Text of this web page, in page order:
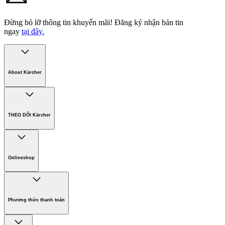
Đừng bỏ lỡ thông tin khuyến mãi! Đăng ký nhận bản tin
ngay tại đây.
About Kärcher
Công ty Karcher
Tuyển dụng
Phát triển bền vững
Chính sách bảo hành các sản phẩm
THEO DÕI Kärcher
Onlineshop
Phương thức thanh toán
Phương thức thanh toán